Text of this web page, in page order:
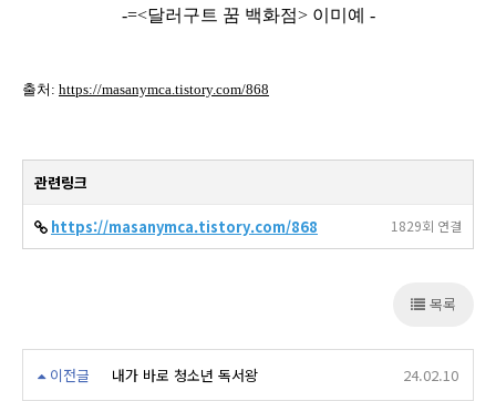
-=<달러구트 꿈 백화점> 이미예 -
출처: https://masanymca.tistory.com/868
관련링크
https://masanymca.tistory.com/868 1829회 연결
목록
이전글 내가 바로 청소년 독서왕 24.02.10